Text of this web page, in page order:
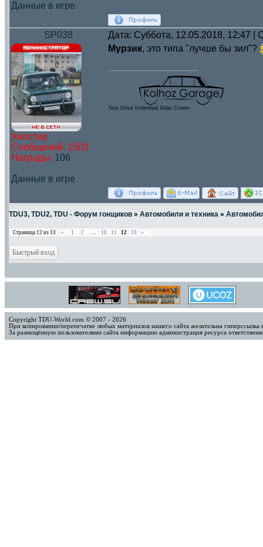
Данные в игре
SP038 Дата: Суббота, 12.05.2018, 12:47
Хипстер
Сообщений: 1503
Награды: 106
Данные в игре
Мурзик, это типа "лучше бы зил"?
Test Drive Unlimited Solar Crown
TDU3, TDU2, TDU - Форум гонщиков » Автомобили и техника »
Страница 12 из 13 « 1 2 … 10 11 12 13 »
Copyright TDU-World.com © 2007 - 2026
При копировании/перепечатке любых материалов нашего сайта желательна
За размещённую пользователями сайта информацию администрация ресурса